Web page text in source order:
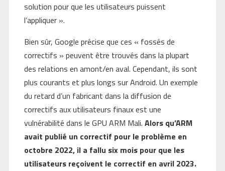
solution pour que les utilisateurs puissent
l’appliquer ».
Bien sûr, Google précise que ces « fossés de
correctifs » peuvent être trouvés dans la plupart
des relations en amont/en aval. Cependant, ils sont
plus courants et plus longs sur Android. Un exemple
du retard d’un fabricant dans la diffusion de
correctifs aux utilisateurs finaux est une
vulnérabilité dans le GPU ARM Mali. Alors qu’ARM
avait publié un correctif pour le problème en
octobre 2022, il a fallu six mois pour que les
utilisateurs reçoivent le correctif en avril 2023.